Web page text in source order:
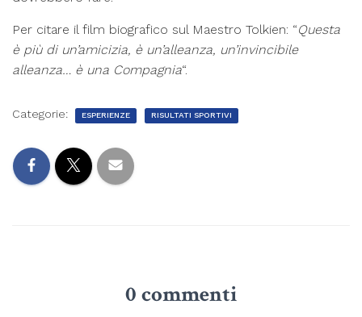
Per citare il film biografico sul Maestro Tolkien: “Questa
è più di un’amicizia, è un’alleanza, un’invincibile
alleanza… è una Compagnia“.
Categorie: ESPERIENZE RISULTATI SPORTIVI
0 commenti